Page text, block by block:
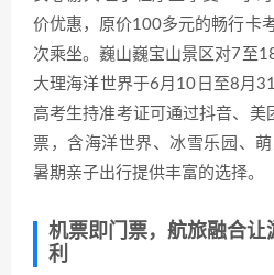
价优惠，原价100多元的畅行卡
次乘坐。巍山巍宝山景区对7至
大理海洋世界于6月10日至8月
高考生持准考证可通过抖音、
票，含海洋世界、冰雪乐园、
暑期亲子出行提供丰富的选择。
机票即门票，航旅融合让
利